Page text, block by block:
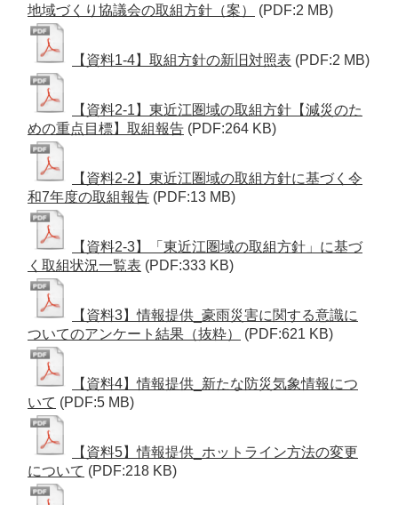
地域づくり協議会の取組方針（案）
(PDF:2 MB)
【資料1-4】取組方針の新旧対照表 (PDF:2 MB)
【資料2-1】東近江圏域の取組方針【減災のた
めの重点目標】取組報告 (PDF:264 KB)
【資料2-2】東近江圏域の取組方針に基づく令
和7年度の取組報告 (PDF:13 MB)
【資料2-3】「東近江圏域の取組方針」に基づ
く取組状況一覧表 (PDF:333 KB)
【資料3】情報提供_豪雨災害に関する意識に
ついてのアンケート結果（抜粋）
(PDF:621 KB)
【資料4】情報提供_新たな防災気象情報につ
いて (PDF:5 MB)
【資料5】情報提供_ホットライン方法の変更
について (PDF:218 KB)